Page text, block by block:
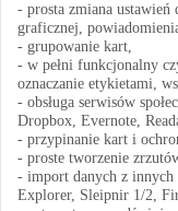
- prosta zmiana
graficznej,
- grupowanie kart,
- w pełni funkcjonalny
oznaczanie etykietami,
- obsługa serwisów
Dropbox, Evernote,
- przypinanie kart i
- proste tworzenie
- import danych z innych
Explorer, Sleipnir 1/2,